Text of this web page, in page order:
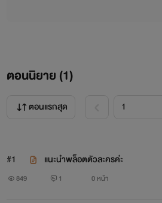
ตอนนิยาย (1)
ตอนแรกสุด
#1 แนะนำพล็อตตัวละครค่ะ
849 1 0 หน้า